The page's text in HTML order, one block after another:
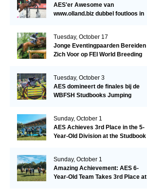
AES'er Awesome van
www.olland.biz dubbel foutloos in
Tuesday, October 17
Jonge Eventingpaarden Bereiden
Zich Voor op FEI World Breeding
Tuesday, October 3
AES domineert de finales bij de
WBFSH Studbooks Jumping
Sunday, October 1
AES Achieves 3rd Place in the 5-
Year-Old Division at the Studbook
Sunday, October 1
Amazing Achievement: AES 6-
Year-Old Team Takes 3rd Place at